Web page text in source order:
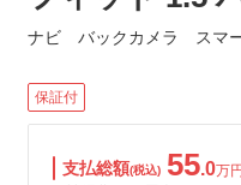
ナビ バックカメラ スマ
保証付
支払総額(税込) 55.0万円